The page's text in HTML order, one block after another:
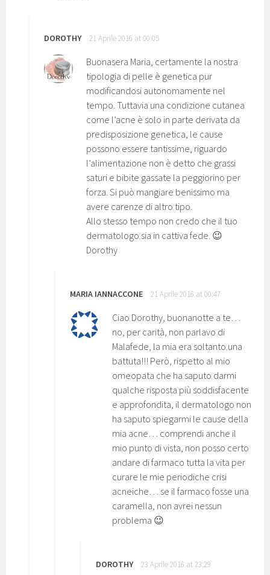
DOROTHY 21 Aprile 2016 at 00:05
Buonasera Maria, certamente la nostra
tipologia di pelle è genetica pur
modificandosi autonomamente nel
tempo. Tuttavia una condizione cutanea
come l’acne è solo in parte derivata da
predisposizione genetica, le cause
possono essere tantissime, riguardo
l’alimentazione non è detto che grassi
saturi e bibite gassate la peggiorino per
forza. Si può mangiare benissimo ma
avere carenze di altro tipo.
Allo stesso tempo non credo che il tuo
dermatologo sia in cattiva fede. 😉
Dorothy
MARIA IANNACCONE 21 Aprile 2016 at 00:47
Ciao Dorothy, buonanotte a te…
no, per carità, non parlavo di
Malafede, la mia era soltanto una
battuta!!! Però, rispetto al mio
omeopata che ha saputo darmi
qualche risposta più soddisfacente
e approfondita, il dermatologo non
ha saputo spiegarmi le cause della
mia acne… comprendi anche il
mio punto di vista, non posso certo
andare di farmaco tutta la vita per
curare le mie periodiche crisi
acneiche… se il farmaco fosse una
caramella, non avrei nessun
problema 😉
DOROTHY 23 Aprile 2016 at 23:29